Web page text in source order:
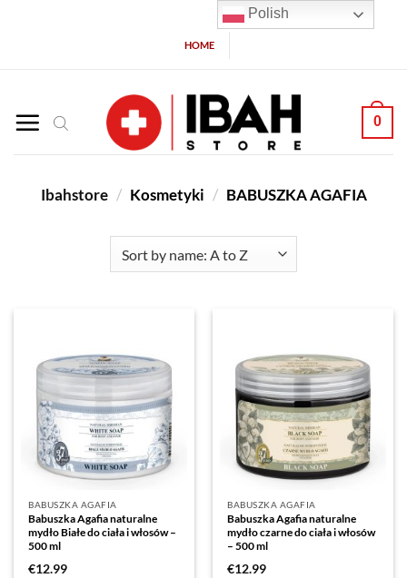
HOME
0
Ibahstore / Kosmetyki / BABUSZKA AGAFIA
BABUSZKA AGAFIA
Babuszka Agafia naturalne
mydło Białe do ciała i włosów –
500 ml
€12.99
BABUSZKA AGAFIA
Babuszka Agafia naturalne
mydło czarne do ciała i włosów
– 500 ml
€12.99
Polish